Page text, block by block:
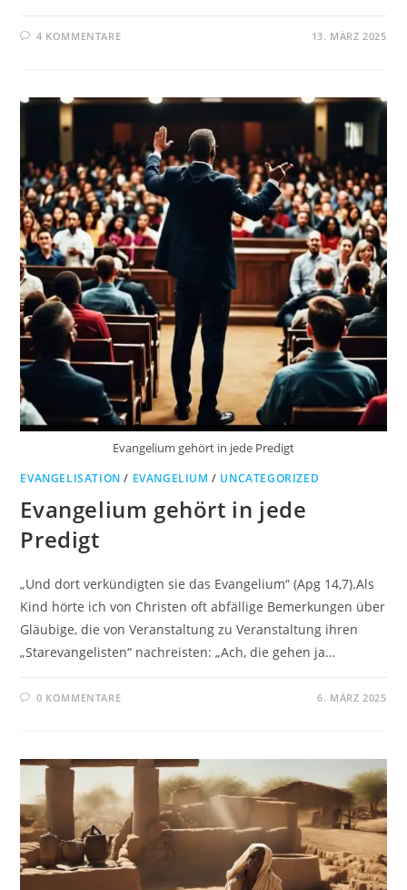
4 KOMMENTARE 13. MÄRZ 2025
Evangelium gehört in jede Predigt
EVANGELISATION / EVANGELIUM / UNCATEGORIZED
Evangelium gehört in jede
Predigt
„Und dort verkündigten sie das Evangelium“ (Apg 14,7).Als
Kind hörte ich von Christen oft abfällige Bemerkungen über
Gläubige, die von Veranstaltung zu Veranstaltung ihren
„Starevangelisten“ nachreisten: „Ach, die gehen ja…
0 KOMMENTARE 6. MÄRZ 2025